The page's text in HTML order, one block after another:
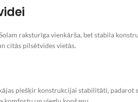
raksturīga vienkārša, bet stabila
citās pilsētvides vietās.
piešķir konstrukcijai stabilitāti,